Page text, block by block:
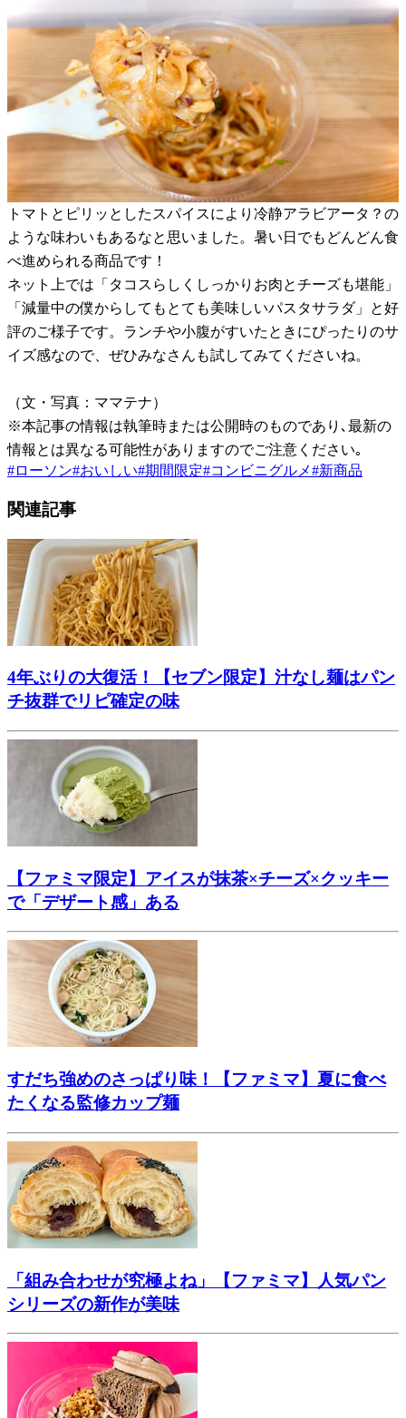
トマトとピリッとしたスパイスにより冷静アラビアータ？の
ような味わいもあるなと思いました。暑い日でもどんどん食
べ進められる商品です！
ネット上では「タコスらしくしっかりお肉とチーズも堪能」
「減量中の僕からしてもとても美味しいパスタサラダ」と好
評のご様子です。ランチや小腹がすいたときにぴったりのサ
イズ感なので、ぜひみなさんも試してみてくださいね。
（文・写真：ママテナ）
※本記事の情報は執筆時または公開時のものであり､最新の
情報とは異なる可能性がありますのでご注意ください｡
#ローソン#おいしい#期間限定#コンビニグルメ#新商品
関連記事
4年ぶりの大復活！【セブン限定】汁なし麺はパン
チ抜群でリピ確定の味
【ファミマ限定】アイスが抹茶×チーズ×クッキー
で「デザート感」ある
すだち強めのさっぱり味！【ファミマ】夏に食べ
たくなる監修カップ麺
「組み合わせが究極よね」【ファミマ】人気パン
シリーズの新作が美味